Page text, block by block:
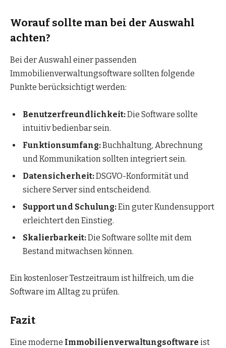
Worauf sollte man bei der Auswahl
achten?
Bei der Auswahl einer passenden
Immobilienverwaltungsoftware sollten folgende
Punkte berücksichtigt werden:
Benutzerfreundlichkeit:Die Software sollte
intuitiv bedienbar sein.
Funktionsumfang:Buchhaltung, Abrechnung
und Kommunikation sollten integriert sein.
Datensicherheit:DSGVO-Konformität und
sichere Server sind entscheidend.
Support und Schulung:Ein guter Kundensupport
erleichtert den Einstieg.
Skalierbarkeit:Die Software sollte mit dem
Bestand mitwachsen können.
Ein kostenloser Testzeitraum ist hilfreich, um die
Software im Alltag zu prüfen.
Fazit
Eine moderne Immobilienverwaltungsoftware ist